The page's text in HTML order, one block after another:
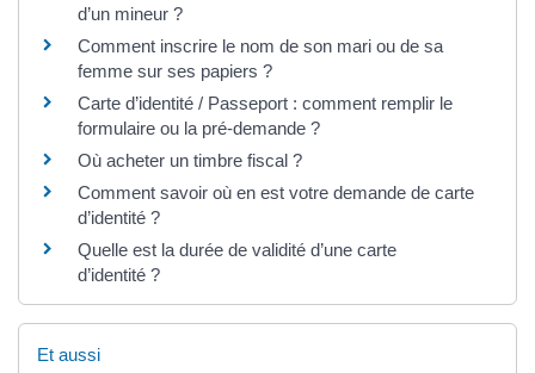
d’un mineur ?
Comment inscrire le nom de son mari ou de sa
femme sur ses papiers ?
Carte d’identité / Passeport : comment remplir le
formulaire ou la pré-demande ?
Où acheter un timbre fiscal ?
Comment savoir où en est votre demande de carte
d’identité ?
Quelle est la durée de validité d’une carte
d’identité ?
Et aussi